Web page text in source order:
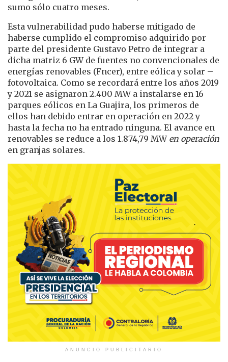
sumo sólo cuatro meses.
Esta vulnerabilidad pudo haberse mitigado de
haberse cumplido el compromiso adquirido por
parte del presidente Gustavo Petro de integrar a
dicha matriz 6 GW de fuentes no convencionales de
energías renovables (Fncer), entre eólica y solar –
fotovoltaica. Como se recordará entre los años 2019
y 2021 se asignaron 2.400 MW a instalarse en 16
parques eólicos en La Guajira, los primeros de
ellos han debido entrar en operación en 2022 y
hasta la fecha no ha entrado ninguna. El avance en
renovables se reduce a los 1.874,79 MW en operación
en granjas solares.
ANUNCIO PUBLICITARIO